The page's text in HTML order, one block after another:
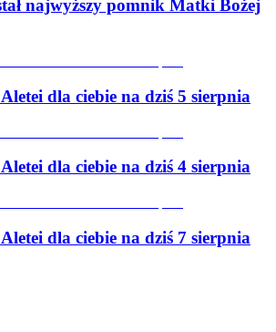
najwyższy pomnik Matki Bożej
dla ciebie na dziś 5 sierpnia
dla ciebie na dziś 4 sierpnia
dla ciebie na dziś 7 sierpnia